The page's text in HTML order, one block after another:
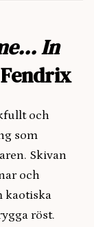
In
och
som
Skivan
och
kaotiska
röst.